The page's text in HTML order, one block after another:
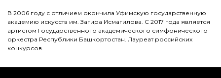
В 2006 году с отличием окончила Уфимскую государственную
академию искусств им. Загира Исмагилова. С 2017 года является
артистом Государственного академического симфонического
оркестра Республики Башкортостан. Лауреат российских
конкурсов.